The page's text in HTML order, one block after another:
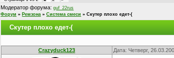
Модератор форума:guf_22rus
Форум » Ремзона » Система смеси » Скутер плохо едет-(
Скутер плохо едет-(
Crazyduck123 Дата: Четверг,